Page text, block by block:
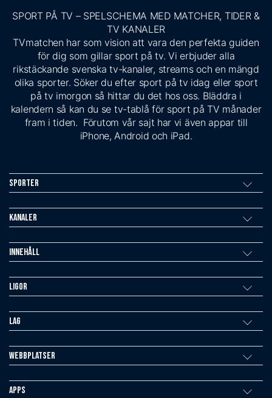
SPORT PÅ TV – SPELSCHEMA MED MATCHER, TIDER &
TV KANALER
TVmatchen har som vision att vara den perfekta guiden
för dig som gillar sport på tv. Vi erbjuder alla
rikstäckande svenska tv-kanaler, streams och en mängd
olika sporter. Söker du efter sport på tv idag eller sport
på tv imorgon så hittar du det hos oss. Bläddra i
kalendern så kan du se tv-tablå för sport på TV månader
fram i tiden. Förutom vår sajt har vi även appar till
iPhone, Android och iPad.
Sporter
Kanaler
Innehåll
Ligor
Lag
Webbplatser
Apps